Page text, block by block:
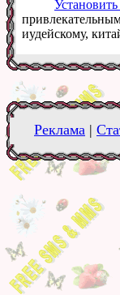
иудейскому,
Реклама |